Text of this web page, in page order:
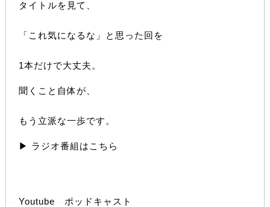
タイトルを見て、
「これ気になるな」と思った回を
1本だけで大丈夫。
聞くこと自体が、
もう立派な一歩です。
▶︎ ラジオ番組はこちら
Youtube ポッドキャスト